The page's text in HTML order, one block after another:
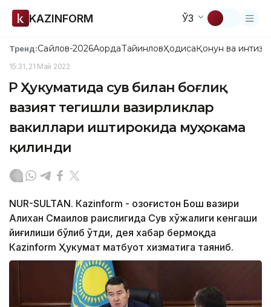
KAZINFORM ЎЗ
Тренд:Сайлов-2026АқордаТайинловҲодисаҚонун ва
15:31, 21 Май 2022
ҚР Ҳукуматида сув билан боғлиқ
вазият тегишли вазирликлар
вакиллари иштирокида муҳокама
қилинди
NUR-SULTAN. Кazinform - Қозоғистон Бош вазири
Алихан Смаилов раислигида Сув хўжалиги кенгаши
йиғилиши бўлиб ўтди, дея хабар бермоқда
Кazinform Ҳукумат матбуот хизматига таяниб.